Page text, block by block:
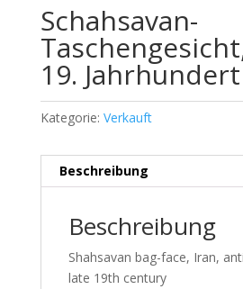
Schahsavan-
19. Jahrhundert
Kategorie: Verkauft
Beschreibung
Beschreibung
Shahsavan bag-face, Iran,
late 19th century